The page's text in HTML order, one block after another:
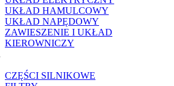
UKŁAD HAMULCOWY
UKŁAD NAPĘDOWY
ZAWIESZENIE I UKŁAD
KIEROWNICZY
CZĘŚCI SILNIKOWE